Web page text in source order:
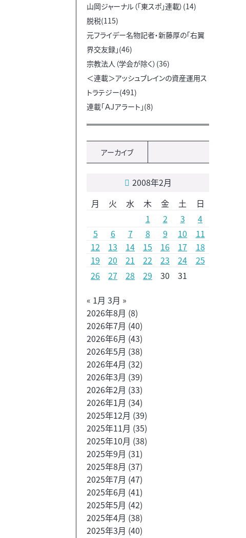
山岡ジャーナル（「東スポ」連載）(14)
脱税(115)
元フライデー名物記者・新藤厚の「右翼
界交友録」(46)
宗教法人（学会が除く）(36)
＜連載＞アッシュブレインの資産運用ス
トラテジー(491)
連載「ＡＪアラート」(8)
アーカイブ
2008年2月
月
火 水 木 金 土
日
1
2 3
4
5
6 7 8 9 10
11
12
13 14 15 16 17
18
19
20 21 22 23 24
25
26
27 28 29 30
31
« 1月 3月 »
2026年8月 (8)
2026年7月 (40)
2026年6月 (43)
2026年5月 (38)
2026年4月 (32)
2026年3月 (39)
2026年2月 (33)
2026年1月 (34)
2025年12月 (39)
2025年11月 (35)
2025年10月 (38)
2025年9月 (31)
2025年8月 (37)
2025年7月 (47)
2025年6月 (41)
2025年5月 (42)
2025年4月 (38)
2025年3月 (40)